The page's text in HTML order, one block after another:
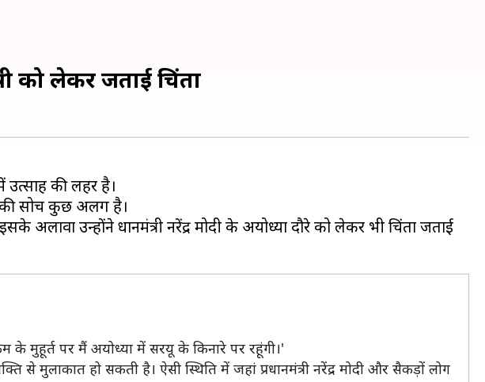
को लेकर जताई चिंता
उत्साह की लहर है।
की सोच कुछ अलग है।
उन्होंने प्रधानमंत्री नरेंद्र मोदी के अयोध्या दौरे को लेकर भी चिंता जताई
के मुहूर्त पर मैं अयोध्या में सरयू के किनारे पर रहूंगी।'
मुलाकात हो सकती है। ऐसी स्थिति में जहां प्रधानमंत्री नरेंद्र मोदी और सैकड़ों लोग